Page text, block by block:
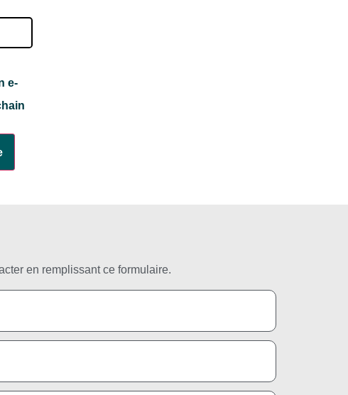
e-
en remplissant ce formulaire.